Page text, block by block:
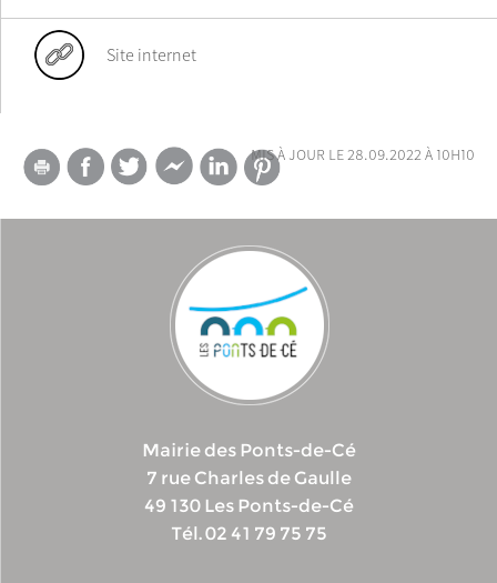
Site internet
mis à jour le 28.09.2022 à 10h10
Mairie des Ponts-de-Cé
7 rue Charles de Gaulle
49 130 Les Ponts-de-Cé
Tél. 02 41 79 75 75